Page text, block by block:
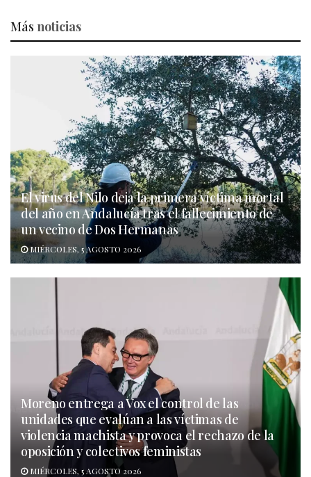
Más noticias
El virus del Nilo deja la primera víctima mortal
del año en Andalucía tras el fallecimiento de
un vecino de Dos Hermanas
MIÉRCOLES, 5 AGOSTO 2026
Moreno entrega a Vox el control de las
unidades que evalúan a las víctimas de
violencia machista y provoca el rechazo de la
oposición y colectivos feministas
MIÉRCOLES, 5 AGOSTO 2026